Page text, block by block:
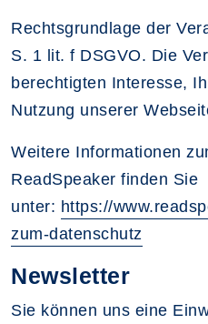
Rechtsgrundlage der
S. 1 lit. f DSGVO. Die
berechtigten Interesse,
Nutzung unserer
Weitere Informationen
ReadSpeaker finden Sie
unter: https://
zum-datenschutz
Newsletter
Sie können uns eine